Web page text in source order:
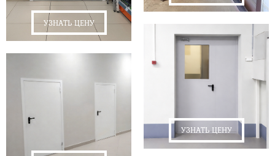
УЗНАТЬ ЦЕНУ
УЗНАТЬ ЦЕНУ